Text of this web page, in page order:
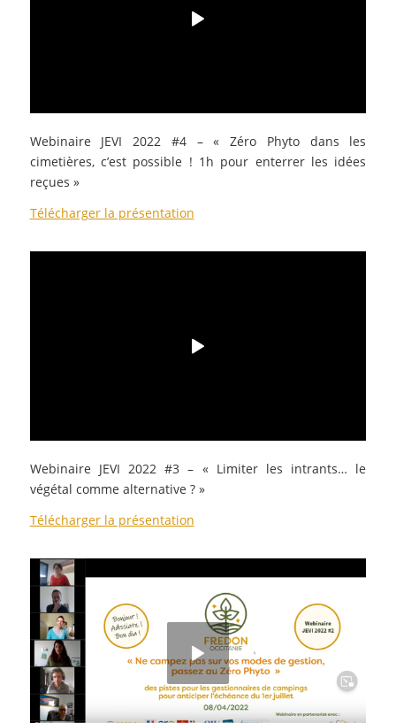
Webinaire JEVI 2022 #4 – « Zéro Phyto dans les
cimetières, c’est possible ! 1h pour enterrer les idées
reçues »
Télécharger la présentation
Webinaire JEVI 2022 #3 – « Limiter les intrants… le
végétal comme alternative ? »
Télécharger la présentation